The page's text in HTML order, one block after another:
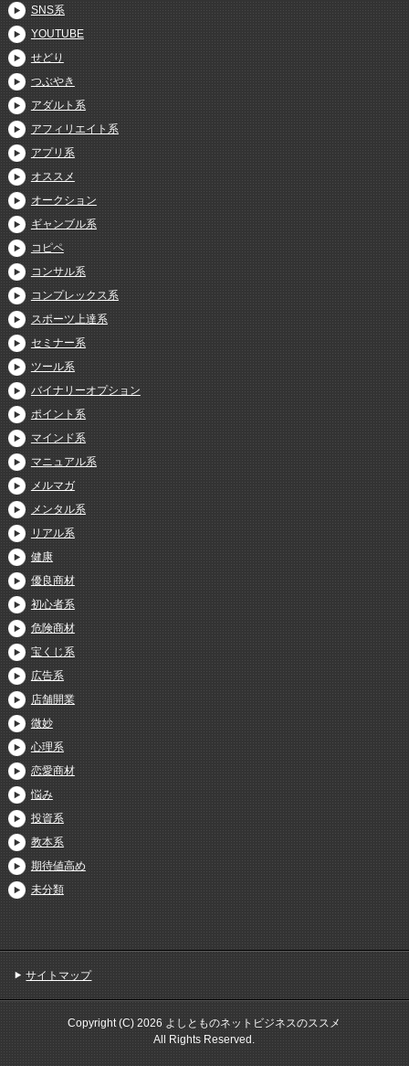
SNS系
YOUTUBE
せどり
つぶやき
アダルト系
アフィリエイト系
アプリ系
オススメ
オークション
ギャンブル系
コピペ
コンサル系
コンプレックス系
スポーツ上達系
セミナー系
ツール系
バイナリーオプション
ポイント系
マインド系
マニュアル系
メルマガ
メンタル系
リアル系
健康
優良商材
初心者系
危険商材
宝くじ系
広告系
店舗開業
微妙
心理系
恋愛商材
悩み
投資系
教本系
期待値高め
未分類
サイトマップ
Copyright (C) 2026 よしとものネットビジネスのススメ
All Rights Reserved.